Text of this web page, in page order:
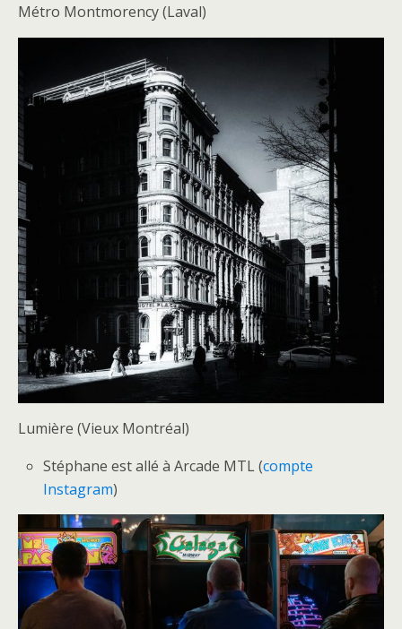
Métro Montmorency (Laval)
Lumière (Vieux Montréal)
Stéphane est allé à Arcade MTL (compte
Instagram)